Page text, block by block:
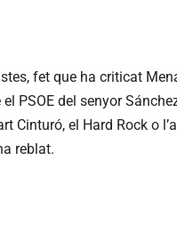
fet que ha criticat
PSOE del senyor
Cinturó, el Hard Rock o
reblat.